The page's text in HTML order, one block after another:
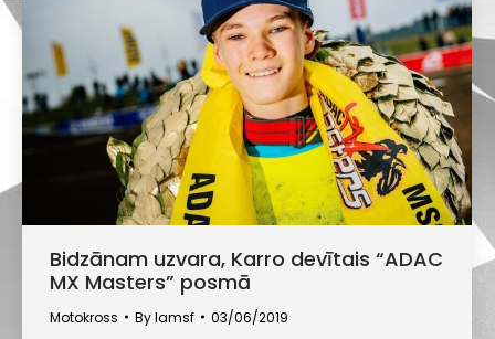
Bidzānam uzvara, Karro devītais “ADAC
MX Masters” posmā
Motokross Bylamsf 03/06/2019